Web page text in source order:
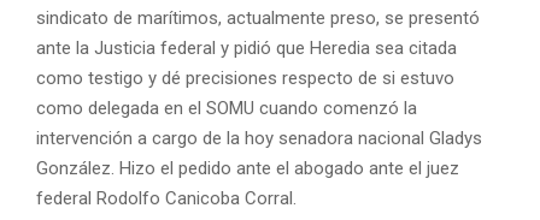
sindicato de marítimos, actualmente preso, se presentó
ante la Justicia federal y pidió que Heredia sea citada
como testigo y dé precisiones respecto de si estuvo
como delegada en el SOMU cuando comenzó la
intervención a cargo de la hoy senadora nacional Gladys
González. Hizo el pedido ante el abogado ante el juez
federal Rodolfo Canicoba Corral.